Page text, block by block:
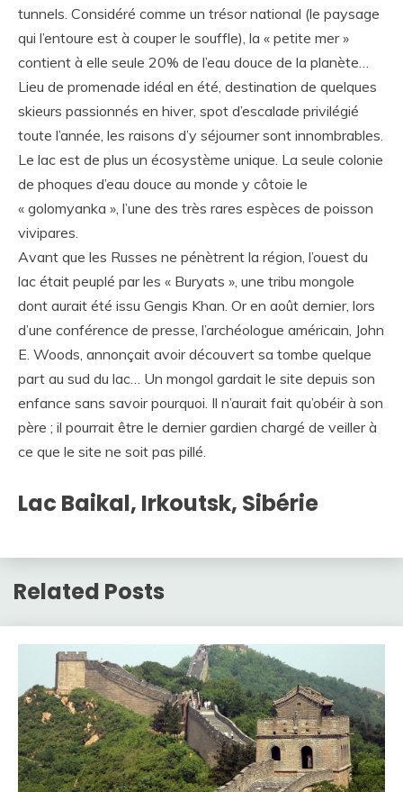
tunnels. Considéré comme un trésor national (le paysage
qui l’entoure est à couper le souffle), la « petite mer »
contient à elle seule 20% de l’eau douce de la planète…
Lieu de promenade idéal en été, destination de quelques
skieurs passionnés en hiver, spot d’escalade privilégié
toute l’année, les raisons d’y séjourner sont innombrables.
Le lac est de plus un écosystème unique. La seule colonie
de phoques d’eau douce au monde y côtoie le
« golomyanka », l’une des très rares espèces de poisson
vivipares.
Avant que les Russes ne pénètrent la région, l’ouest du
lac était peuplé par les « Buryats », une tribu mongole
dont aurait été issu Gengis Khan. Or en août dernier, lors
d’une conférence de presse, l’archéologue américain, John
E. Woods, annonçait avoir découvert sa tombe quelque
part au sud du lac… Un mongol gardait le site depuis son
enfance sans savoir pourquoi. Il n’aurait fait qu’obéir à son
père ; il pourrait être le dernier gardien chargé de veiller à
ce que le site ne soit pas pillé.
Lac Baikal, Irkoutsk, Sibérie
Related Posts